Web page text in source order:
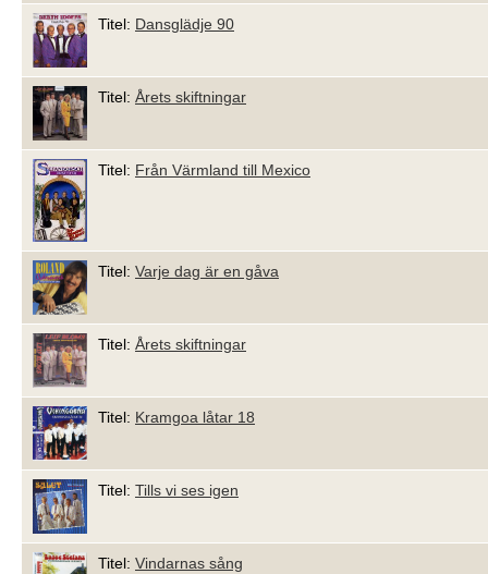
Titel: Dansglädje 90
Titel: Årets skiftningar
Titel: Från Värmland till Mexico
Titel: Varje dag är en gåva
Titel: Årets skiftningar
Titel: Kramgoa låtar 18
Titel: Tills vi ses igen
Titel: Vindarnas sång